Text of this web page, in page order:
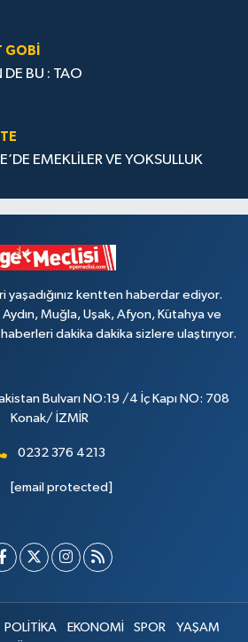
GOBİ
DE BU : TAO
EMEKLİLER VE YOKSULLUK
yaşadığınız kentten haberdar ediyor.
Muğla, Uşak, Afyon, Kütahya ve
dakika dakika sizlere ulaştırıyor.
Bulvarı NO:19 /4 İç Kapı NO: 708
Konak/ İZMİR
0232 376 4213
[email protected]
POLİTİKA EKONOMİ SPOR
YAŞAM